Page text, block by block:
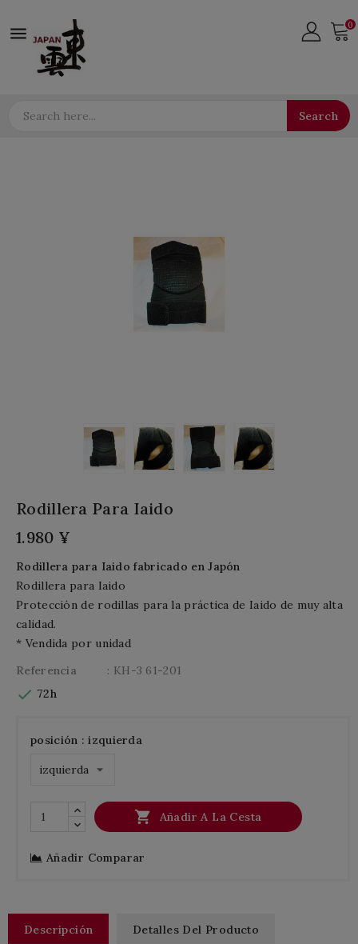
 0
Search
Rodillera Para Iaido
1.980 ¥
Rodillera para Iaido fabricado en Japón
Rodillera para Iaido
Protección de rodillas para la práctica de Iaido de muy alta
calidad.
* Vendida por unidad
Referencia
: KH-3 61-201
 72h
posición : izquierda
 Añadir A La Cesta
Añadir Comparar
Descripción Detalles Del Producto